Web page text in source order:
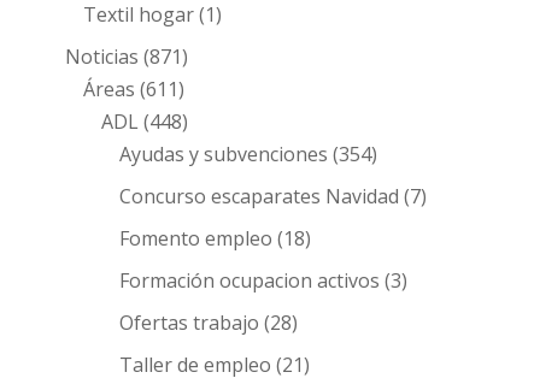
Textil hogar(1)
Noticias (871)
Áreas (611)
ADL(448)
Ayudas y subvenciones (354)
Concurso escaparates Navidad (7)
Fomento empleo (18)
Formación ocupacion activos (3)
Ofertas trabajo (28)
Taller de empleo (21)